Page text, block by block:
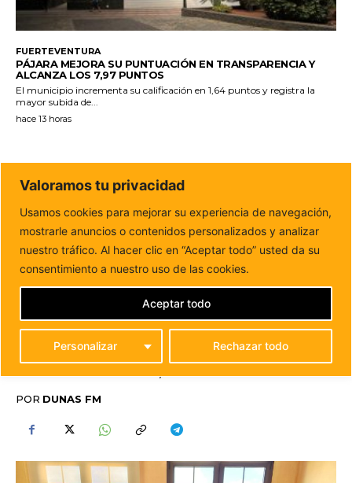
FUERTEVENTURA
PÁJARA MEJORA SU PUNTUACIÓN EN TRANSPARENCIA Y
ALCANZA LOS 7,97 PUNTOS
El municipio incrementa su calificación en 1,64 puntos y registra la
mayor subida de...
hace 13 horas